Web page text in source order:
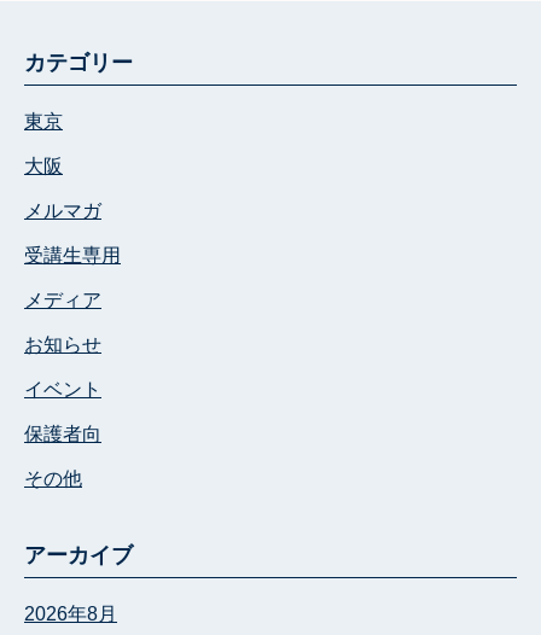
カテゴリー
東京
大阪
メルマガ
受講生専用
メディア
お知らせ
イベント
保護者向
その他
アーカイブ
2026年8月